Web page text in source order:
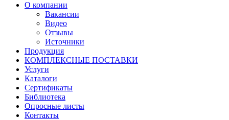
О компании
Вакансии
Видео
Отзывы
Источники
Продукция
КОМПЛЕКСНЫЕ ПОСТАВКИ
Услуги
Каталоги
Сертификаты
Библиотека
Опросные листы
Контакты